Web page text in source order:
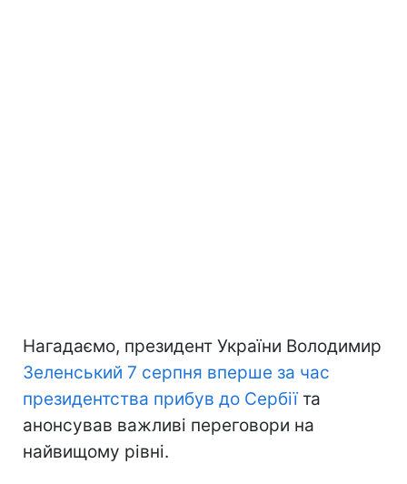
Нагадаємо, президент України Володимир
Зеленський 7 серпня вперше за час
президентства прибув до Сербіїта
анонсував важливі переговори на
найвищому рівні.